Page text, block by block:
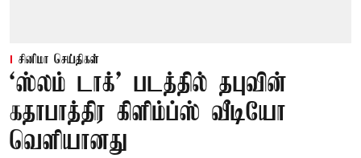
சினிமா செய்திகள்
‘ஸ்லம் டாக்’ படத்தில் தபுவின்
கதாபாத்திர கிளிம்ப்ஸ் வீடியோ
வெளியானது